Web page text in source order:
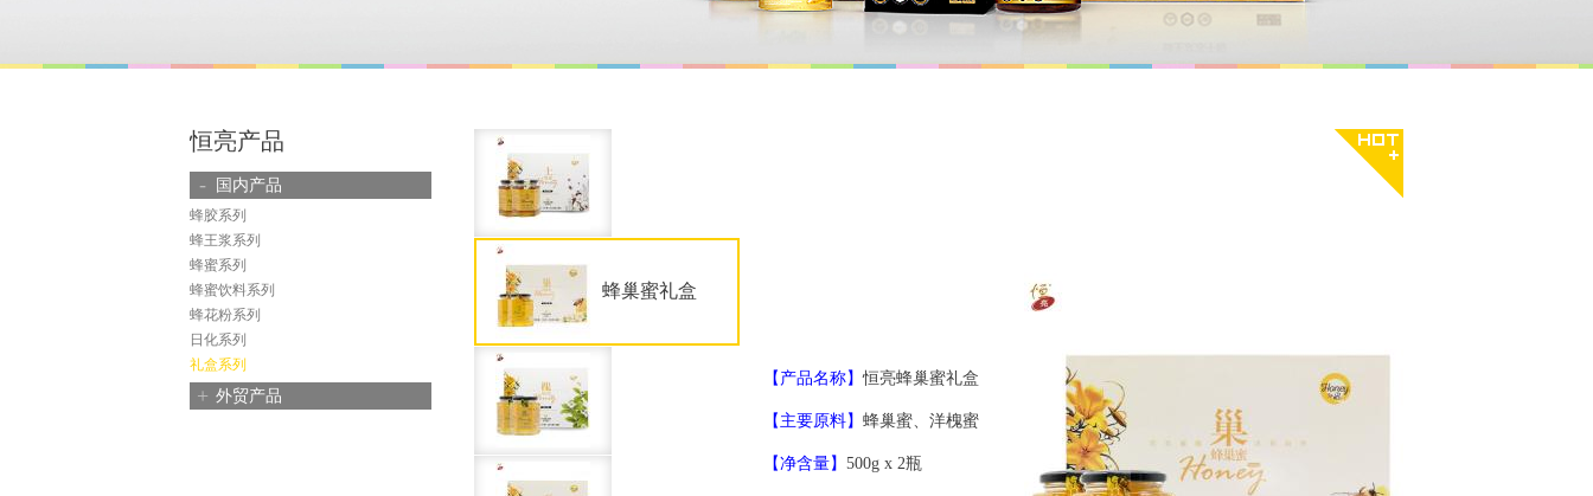
恒亮产品
- 国内产品
蜂胶系列
蜂王浆系列
蜂蜜系列
蜂蜜饮料系列
蜂花粉系列
日化系列
礼盒系列
+ 外贸产品
蜂巢蜜礼盒
【产品名称】恒亮蜂巢蜜礼盒
【主要原料】 蜂巢蜜、洋槐蜜
【净含量】 500g x 2瓶